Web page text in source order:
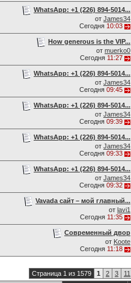
WhatsApp: +1 (226) 894-5014​...
от James34
Сегодня 10:03
How generous is the VIP...
от muerko0
Сегодня 11:27
WhatsApp: +1 (226) 894-5014​...
от James34
Сегодня 09:45
WhatsApp: +1 (226) 894-5014​...
от James34
Сегодня 09:39
WhatsApp: +1 (226) 894-5014​...
от James34
Сегодня 09:33
WhatsApp: +1 (226) 894-5014​...
от James34
Сегодня 09:32
Vavada сайт – мой главный...
от lavi1
Сегодня 11:35
Современный двор
от Koote
Сегодня 11:18
Страница 1 из 1579 1 2 3 11